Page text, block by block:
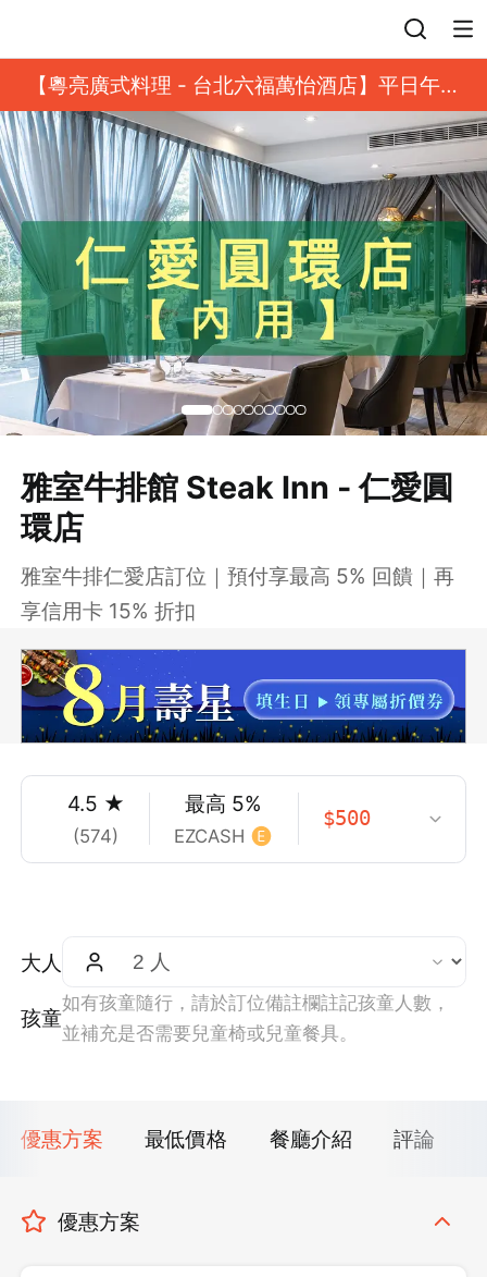
【粵亮廣式料理 - 台北六福萬怡酒店】平日午餐
8 折起｜靓港點套餐
雅室牛排館 Steak Inn - 仁愛圓
環店
雅室牛排仁愛店訂位｜預付享最高 5% 回饋｜再
享信用卡 15% 折扣
4.5 ★
(574)
最高 5%
EZCASH
$500
大人
孩童
如有孩童隨行，請於訂位備註欄註記孩童人數，
並補充是否需要兒童椅或兒童餐具。
優惠方案 最低價格 餐廳介紹 評論
優惠方案